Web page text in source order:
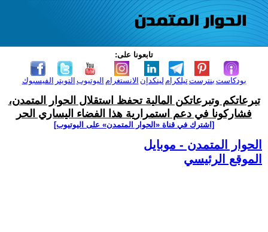
تابعونا على:
الفيسبوك التويتر اليوتيوب الانستغرام لينكدإن تيلكرامبنترست بودكاست
تبرعاتكم وتبرعاتكن المالية تحفظ استقلال الحوار المتمدن،
فشاركونا في دعم استمرارية هذا الفضاء اليساري الحر
[اشترك في قناة ‫«الحوار المتمدن» على اليوتيوب]
الحوار المتمدن - موبايل
الموقع الرئيسي